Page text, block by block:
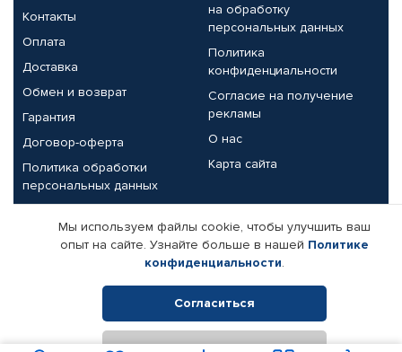
Контакты
Оплата
Доставка
Обмен и возврат
Гарантия
Договор-оферта
Политика обработки
персональных данных
на обработку
персональных данных
Политика
конфиденциальности
Согласие на получение
рекламы
О нас
Карта сайта
Партнерам
Корпоративным клиентам
Поставщикам
Реквизиты компании
Мы используем файлы cookie, чтобы улучшить ваш
опыт на сайте. Узнайте больше в нашей Политике
конфиденциальности.
Согласиться
Отклонить